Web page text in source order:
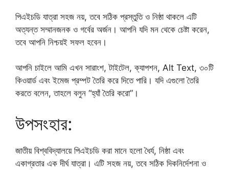
পিএইচডি যাত্রা সহজ নয়, তবে সঠিক প্রস্তুতি ও নিষ্ঠা থাকলে এটি
অত্যন্ত সম্মানজনক ও গর্বের অর্জন। আপনি যদি মন থেকে চেষ্টা করেন,
তবে আপনি নিশ্চয়ই সফল হবেন।
আপনি চাইলে আমি এখন সারাংশ, টাইটেল, ক্যাপশন, Alt Text, ৩০টি
কিওয়ার্ড এবং ইমেজ প্রম্পট তৈরি করে দিতে পারি। যদি এগুলো তৈরি
করতে বলেন, তাহলে বলুন “হ্যাঁ তৈরি করো”।
উপসংহার:
জাতীয় বিশ্ববিদ্যালয়ে পিএইচডি করা মানে হলো ধৈর্য, নিষ্ঠা এবং
একাগ্রতার এক দীর্ঘ যাত্রা। এটি সহজ নয়, তবে সঠিক দিকনির্দেশনা ও